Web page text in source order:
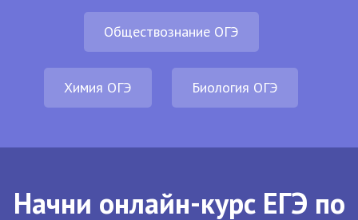
Обществознание ОГЭ
Химия ОГЭ Биология ОГЭ
Начни онлайн-курс ЕГЭ по